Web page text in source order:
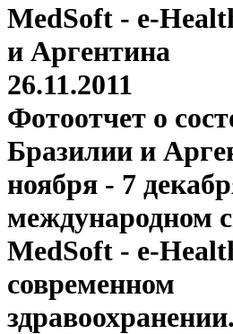
MedSoft - e-
и Аргентина
26.11.2011
Фотоотчет о
Бразилии и
ноября - 7
международном
MedSoft - e-
современном
здравоохранении.